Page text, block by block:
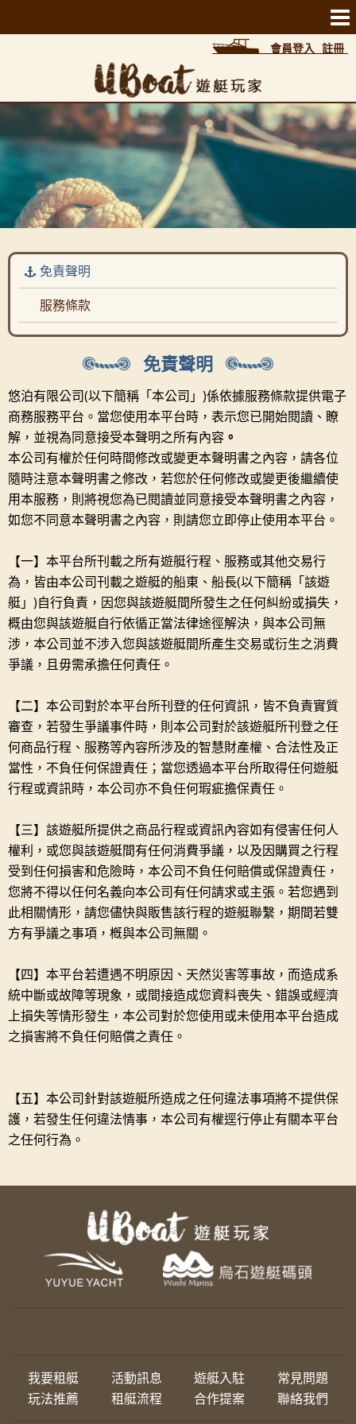
會員登入 註冊
免責聲明
服務條款
免責聲明
悠泊有限公司(以下簡稱「本公司」)係依據服務條款提供電子
商務服務平台。當您使用本平台時，表示您已開始閱讀、瞭
解，並視為同意接受本聲明之所有內容 。
本公司有權於任何時間修改或變更本聲明書之內容，請各位
隨時注意本聲明書之修改，若您於任何修改或變更後繼續使
用本服務，則將視您為已閱讀並同意接受本聲明書之內容，
如您不同意本聲明書之內容，則請您立即停止使用本平台。
【一】本平台所刊載之所有遊艇行程、服務或其他交易行
為，皆由本公司刊載之遊艇的船東、船長(以下簡稱「該遊
艇」)自行負責，因您與該遊艇間所發生之任何糾紛或損失，
概由您與該遊艇自行依循正當法律途徑解決，與本公司無
涉，本公司並不涉入您與該遊艇間所產生交易或衍生之消費
爭議，且毋需承擔任何責任。
【二】本公司對於本平台所刊登的任何資訊，皆不負責實質
審查，若發生爭議事件時，則本公司對於該遊艇所刊登之任
何商品行程、服務等內容所涉及的智慧財產權、合法性及正
當性，不負任何保證責任；當您透過本平台所取得任何遊艇
行程或資訊時，本公司亦不負任何瑕疵擔保責任。
【三】該遊艇所提供之商品行程或資訊內容如有侵害任何人
權利，或您與該遊艇間有任何消費爭議，以及因購買之行程
受到任何損害和危險時，本公司不負任何賠償或保證責任，
您將不得以任何名義向本公司有任何請求或主張。若您遇到
此相關情形，請您儘快與販售該行程的遊艇聯繫，期間若雙
方有爭議之事項，槪與本公司無關。
【四】本平台若遭遇不明原因、天然災害等事故，而造成系
統中斷或故障等現象，或間接造成您資料喪失、錯誤或經濟
上損失等情形發生，本公司對於您使用或未使用本平台造成
之損害將不負任何賠償之責任。
【五】本公司針對該遊艇所造成之任何違法事項將不提供保
護，若發生任何違法情事，本公司有權逕行停止有關本平台
之任何行為。
我要租艇
玩法推薦
活動訊息
租艇流程
遊艇入駐
合作提案
常見問題
聯絡我們